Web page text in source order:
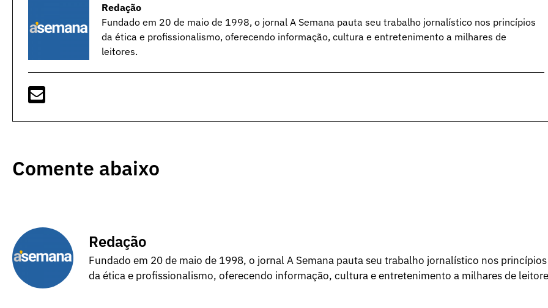
Redação
Fundado em 20 de maio de 1998, o jornal A Semana pauta seu trabalho jornalístico nos princípios
da ética e profissionalismo, oferecendo informação, cultura e entretenimento a milhares de
leitores.
Comente abaixo
Redação
Fundado em 20 de maio de 1998, o jornal A Semana pauta seu trabalho jornalístico nos princípios
da ética e profissionalismo, oferecendo informação, cultura e entretenimento a milhares de